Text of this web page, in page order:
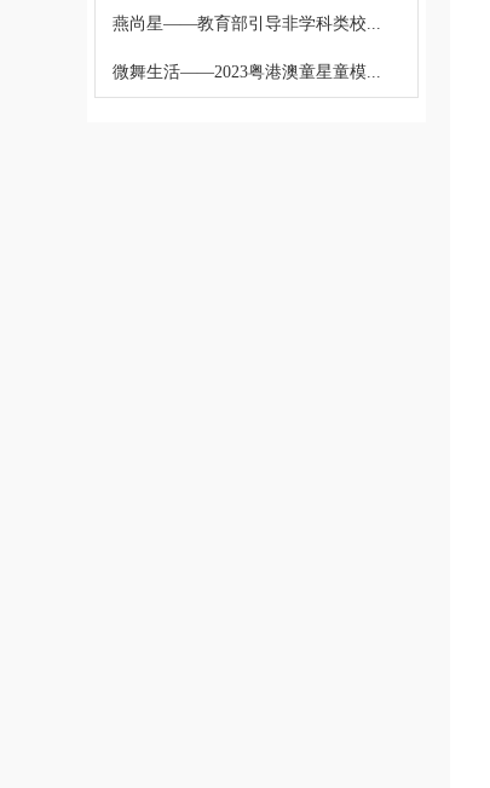
燕尚星——教育部引导非学科类校...
微舞生活——2023粤港澳童星童模...